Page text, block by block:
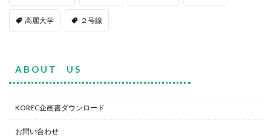
高麗大学 ２号線
A B O U T U S
KOREC企画書ダウンロード
お問い合わせ